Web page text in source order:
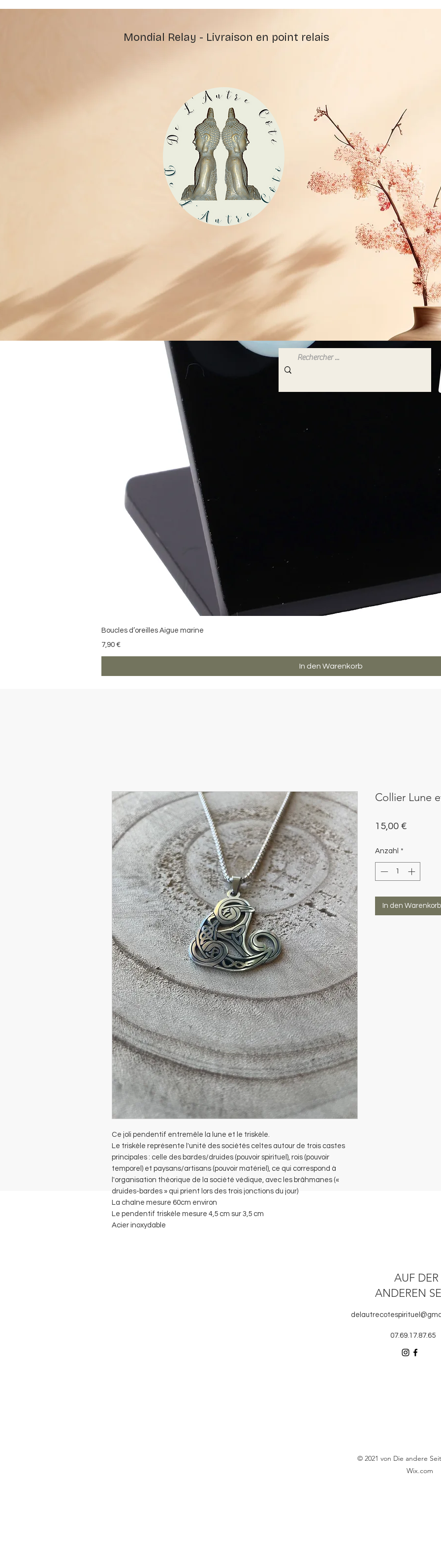
Mondial Relay - Livraison en point relais
Boucles d’oreilles Aigue marine
Preis
7,90 €
In den Warenkorb
Ce joli pendentif entremêle la lune et le triskèle.
Le triskèle représente l'unité des sociétés celtes autour de trois castes
principales : celle des bardes/druides (pouvoir spirituel), rois (pouvoir
temporel) et paysans/artisans (pouvoir matériel), ce qui correspond à
l'organisation théorique de la société védique, avec les brâhmanes («
druides-bardes » qui prient lors des trois jonctions du jour)
La chaîne mesure 60cm environ
Le pendentif triskèle mesure 4,5 cm sur 3,5 cm
Acier inoxydable
Collier Lune
15,00 €Preis
Anzahl *
In den Warenkorb
AUF DER
ANDEREN
07.69.17.87.65
© 2021 von Die andere
Wix.com